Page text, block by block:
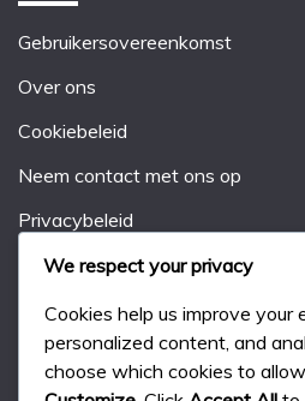
Gebruikersovereenkomst
Over ons
Cookiebeleid
Neem contact met ons op
Privacybeleid
Zoeken
Search
We respect your privacy
Cookies help us improve your
personalized content, and
choose which cookies to